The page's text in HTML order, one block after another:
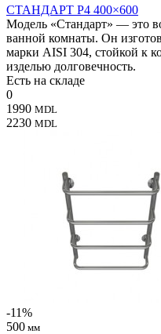
СТАНДАРТ P4 400×600
Модель «Стандарт» — это
ванной комнаты. Он
марки AISI 304, стойкой к
изделью долговечность.
Есть на складе
0
1990 MDL
2230 MDL
-11%
500 мм